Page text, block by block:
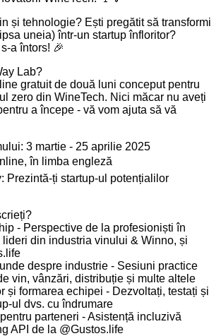
și tehnologie? Ești pregătit să transformi
uneia) într-un startup înfloritor?
a întors! 🎉
Lab?
gratuit de două luni conceput pentru
zero din WineTech. Nici măcar nu aveți
a începe - vă vom ajuta să vă
3 martie - 25 aprilie 2025
în limba engleză
Prezintă-ți startup-ul potențialilor
- Perspective de la profesioniști în
din industria vinului & Winno, și
despre industrie - Sesiuni practice
vin, vânzări, distribuție și multe altele
și formarea echipei - Dezvoltați, testați și
ul dvs. cu îndrumare
parteneri - Asistență incluzivă
API de la @Gustos.life